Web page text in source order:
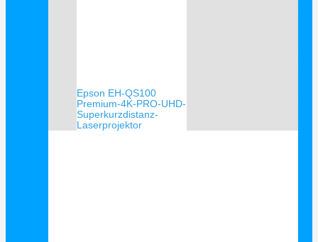
Epson EH-QS100
Premium-4K-PRO-UHD-
Superkurzdistanz-
Laserprojektor